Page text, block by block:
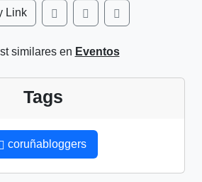
Link
similares en Eventos
Tags
coruñabloggers